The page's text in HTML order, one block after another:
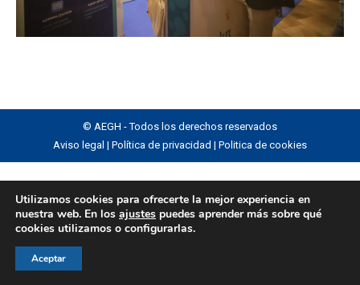
© AEGH - Todos los derechos reservados
Aviso legal | Política de privacidad | Politica de cookies
Utilizamos cookies para ofrecerte la mejor experiencia en
nuestra web. En los ajustes puedes aprender más sobre qué
cookies utilizamos o configurarlas.
Aceptar